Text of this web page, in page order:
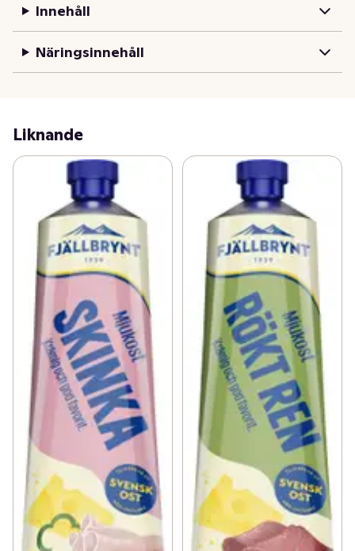
Innehåll
Näringsinnehåll
Liknande